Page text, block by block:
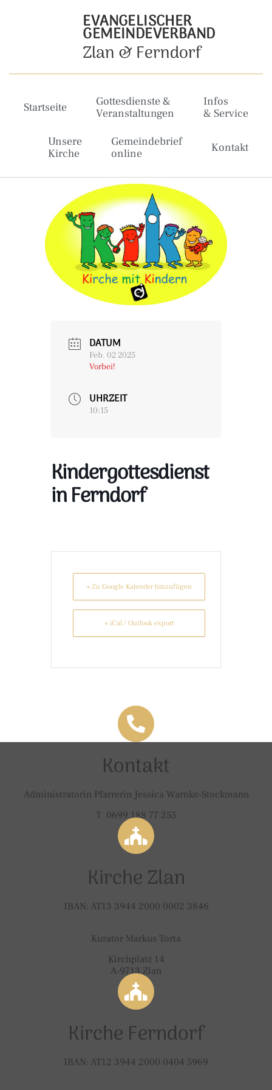
EVANGELISCHER
GEMEINDEVERBAND
Zlan & Ferndorf
Startseite
Gottesdienste &
Veranstaltungen
Infos
& Service
Unsere
Kirche
Gemeindebrief
online
Kontakt
DATUM
Feb. 02 2025
Vorbei!
UHRZEIT
10:15
Kindergottesdienst
in Ferndorf
+ Zu Google Kalender hinzufügen
+ iCal / Outlook export
Kontakt
Administratorin Pfarrerin Jessica Warnke-Stockmann
T 0699 188 77 255
Kirche Zlan
IBAN: AT13 3944 2000 0002 3846
Kurator Markus Torta
Kirchplatz 14
A-9713 Zlan
Kirche Ferndorf
IBAN: AT12 3944 2000 0404 5969